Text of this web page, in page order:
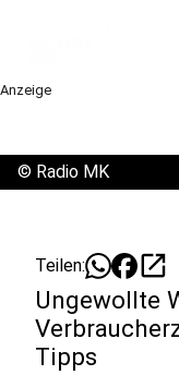
Anzeige
© Radio MK
Teilen: open_in_new
Ungewollte
Tipps